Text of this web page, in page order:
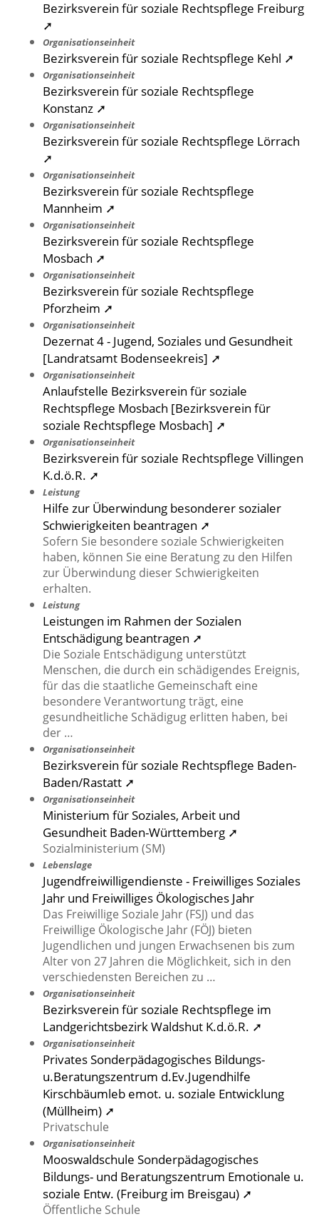
Bezirksverein für soziale Rechtspflege Freiburg
➚
Organisationseinheit
Bezirksverein für soziale Rechtspflege Kehl ➚
Organisationseinheit
Bezirksverein für soziale Rechtspflege
Konstanz ➚
Organisationseinheit
Bezirksverein für soziale Rechtspflege Lörrach
➚
Organisationseinheit
Bezirksverein für soziale Rechtspflege
Mannheim ➚
Organisationseinheit
Bezirksverein für soziale Rechtspflege
Mosbach ➚
Organisationseinheit
Bezirksverein für soziale Rechtspflege
Pforzheim ➚
Organisationseinheit
Dezernat 4 - Jugend, Soziales und Gesundheit
[Landratsamt Bodenseekreis] ➚
Organisationseinheit
Anlaufstelle Bezirksverein für soziale
Rechtspflege Mosbach [Bezirksverein für
soziale Rechtspflege Mosbach] ➚
Organisationseinheit
Bezirksverein für soziale Rechtspflege Villingen
K.d.ö.R. ➚
Leistung
Hilfe zur Überwindung besonderer sozialer
Schwierigkeiten beantragen ➚
Sofern Sie besondere soziale Schwierigkeiten
haben, können Sie eine Beratung zu den Hilfen
zur Überwindung dieser Schwierigkeiten
erhalten.
Leistung
Leistungen im Rahmen der Sozialen
Entschädigung beantragen ➚
Die Soziale Entschädigung unterstützt
Menschen, die durch ein schädigendes Ereignis,
für das die staatliche Gemeinschaft eine
besondere Verantwortung trägt, eine
gesundheitliche Schädigug erlitten haben, bei
der …
Organisationseinheit
Bezirksverein für soziale Rechtspflege Baden-
Baden/Rastatt ➚
Organisationseinheit
Ministerium für Soziales, Arbeit und
Gesundheit Baden-Württemberg ➚
Sozialministerium (SM)
Lebenslage
Jugendfreiwilligendienste - Freiwilliges Soziales
Jahr und Freiwilliges Ökologisches Jahr
Das Freiwillige Soziale Jahr (FSJ) und das
Freiwillige Ökologische Jahr (FÖJ) bieten
Jugendlichen und jungen Erwachsenen bis zum
Alter von 27 Jahren die Möglichkeit, sich in den
verschiedensten Bereichen zu …
Organisationseinheit
Bezirksverein für soziale Rechtspflege im
Landgerichtsbezirk Waldshut K.d.ö.R. ➚
Organisationseinheit
Privates Sonderpädagogisches Bildungs-
u.Beratungszentrum d.Ev.Jugendhilfe
Kirschbäumleb emot. u. soziale Entwicklung
(Müllheim) ➚
Privatschule
Organisationseinheit
Mooswaldschule Sonderpädagogisches
Bildungs- und Beratungszentrum Emotionale u.
soziale Entw. (Freiburg im Breisgau) ➚
Öffentliche Schule